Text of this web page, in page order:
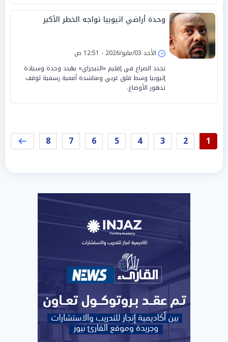
وحدة أراضي اثيوبيا تواجه الخطر الأكبر
الأحد 03/مايو/2026 - 12:51 ص
تجدد الصراع في إقليم «التيجراي» يهدد وحدة وسيادة
إثيوبيا وسط قلق غربي ومناشدة أممية رسمية لوقف
تدهور الأوضاع.
1
2
3
4
5
6
7
8